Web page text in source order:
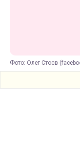
Фото: Олег Стоєв